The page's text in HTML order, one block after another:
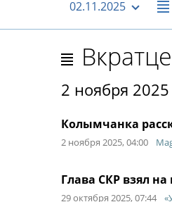
02.11.2025
Вкратце
2 ноября 2025
Колымчанка
2 ноября 2025, 04:00
Глава СКР взял
29 октября 2025, 07:44